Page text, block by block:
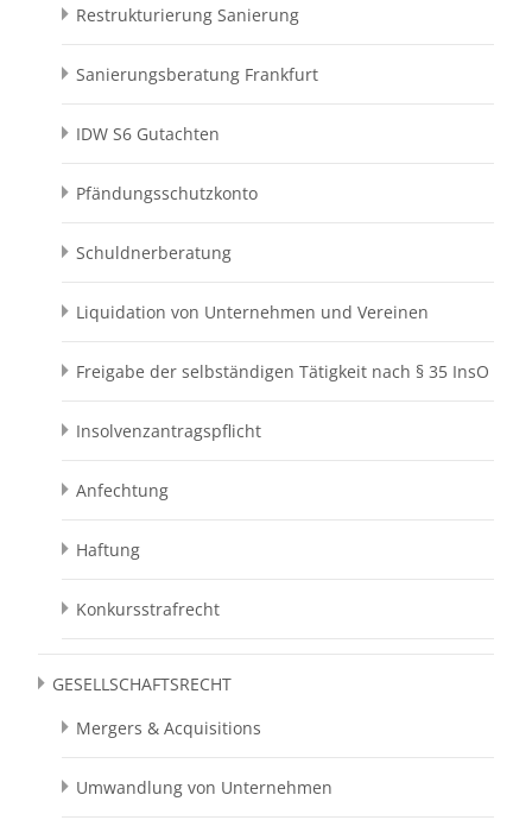
Restrukturierung Sanierung
Sanierungsberatung Frankfurt
IDW S6 Gutachten
Pfändungsschutzkonto
Schuldnerberatung
Liquidation von Unternehmen und Vereinen
Freigabe der selbständigen Tätigkeit nach § 35 InsO
Insolvenzantragspflicht
Anfechtung
Haftung
Konkursstrafrecht
GESELLSCHAFTSRECHT
Mergers & Acquisitions
Umwandlung von Unternehmen